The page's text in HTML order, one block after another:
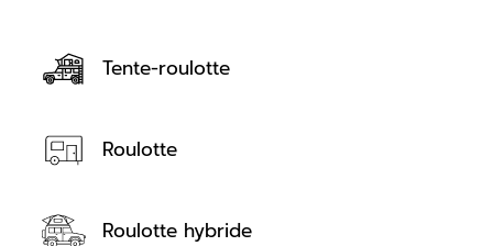
Tente-roulotte
Roulotte
Roulotte hybride